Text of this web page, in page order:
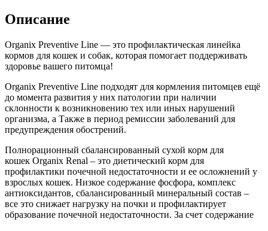
Описание
Organix Preventive Line — это профилактическая линейка
кормов для кошек и собак, которая помогает поддерживать
здоровье вашего питомца!
Organix Preventive Line подходят для кормления питомцев ещё
до момента развития у них патологии при наличии
склонности к возникновению тех или иных нарушений
организма, а Также в период ремиссии заболеваний для
предупреждения обострений.
Полнорационный сбалансированный сухой корм для
кошек Organix Renal – это диетический корм для
профилактики почечной недостаточности и ее осложнений у
взрослых кошек. Низкое содержание фосфора, комплекс
антиоксидантов, сбалансированный минеральный состав –
все это снижает нагрузку на почки и профилактирует
образование почечной недостаточности. За счет содержание